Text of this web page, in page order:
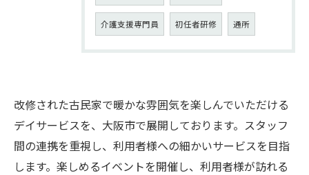
介護支援専門員 初任者研修 通所
改修された古民家で暖かな雰囲気を楽しんでいただける
デイサービスを、大阪市で展開しております。スタッフ
間の連携を重視し、利用者様への細かいサービスを目指
します。楽しめるイベントを開催し、利用者様が訪れる